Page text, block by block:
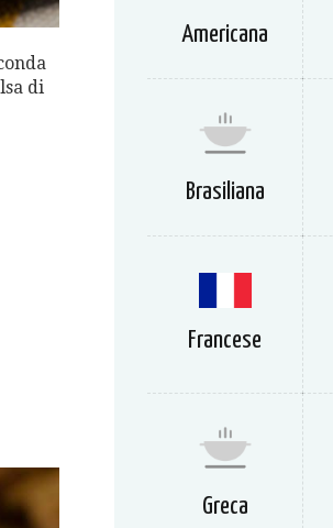
di
Americana
Brasiliana
Francese
Greca